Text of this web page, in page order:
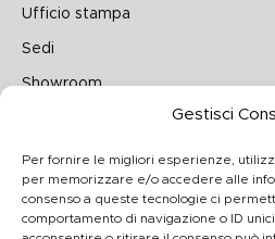
Gestisci
Per fornire le migliori esperienze,
per memorizzare e/o accedere alle
consenso a queste tecnologie ci
comportamento di navigazione o ID
Ufficio stampa
Sedi
Showroom
Archiproducts